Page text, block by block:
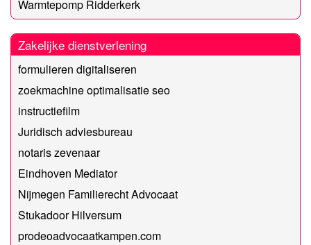
Warmtepomp Ridderkerk
Zakelijke dienstverlening
formulieren digitaliseren
zoekmachine optimalisatie seo
instructiefilm
Juridisch adviesbureau
notaris zevenaar
Eindhoven Mediator
Nijmegen Familierecht Advocaat
Stukadoor Hilversum
prodeoadvocaatkampen.com